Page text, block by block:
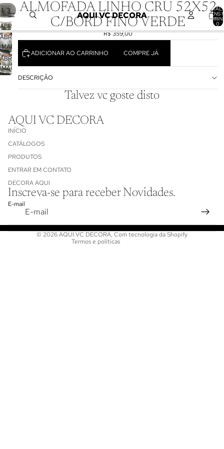
AQUI VC DECORA
TOTAL
ITENS
0
1/3
ABRIR
IMAGEM
EM
TELA
CHEIA
ABRIR
IMAGEM
EM
TELA
CHEIA
ABRIR
IMAGEM
EM
ALMOFADA LINHO CRU 52X52
C/BORD FINO VERDE
R$ 359,00
ADICIONAR AO CARRINHO COMPRE JÁ
DESCRIÇÃO
Talvez vc goste disto
AQUI VC DECORA
INÍCIO
CATÁLOGOS
PRODUTOS
ENTRAR EM CONTATO
DECORA AQUI
Inscreva-se para receber Novidades.
E-mail
© 2026AQUI VC DECORA, Com tecnologia da Shopify
Termos e políticas
Política de reembolso
Política de privacidade
Termos de serviço
Informações de contato